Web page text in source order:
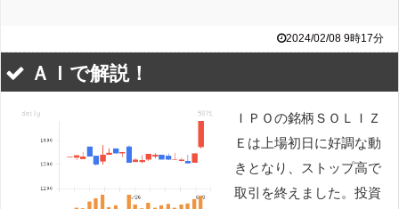
2024/02/08 9時17分
ＡＩで解説！
ＩＰＯの銘柄ＳＯＬＩＺ
Ｅは上場初日に好調な動
きとなり、ストップ高で
取引を終えました。投資